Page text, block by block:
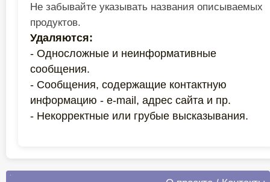
Не забывайте указывать названия описываемых
продуктов.
Удаляются:
- Односложные и неинформативные
сообщения.
- Сообщения, содержащие контактную
информацию - e-mail, адрес сайта и пр.
- Некорректные или грубые высказывания.